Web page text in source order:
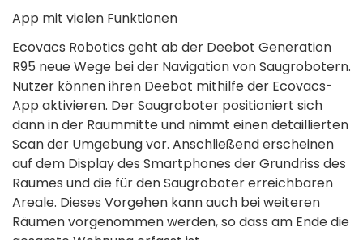
App mit vielen Funktionen
Ecovacs Robotics geht ab der Deebot Generation
R95 neue Wege bei der Navigation von Saugrobotern.
Nutzer können ihren Deebot mithilfe der Ecovacs-
App aktivieren. Der Saugroboter positioniert sich
dann in der Raummitte und nimmt einen detaillierten
Scan der Umgebung vor. Anschließend erscheinen
auf dem Display des Smartphones der Grundriss des
Raumes und die für den Saugroboter erreichbaren
Areale. Dieses Vorgehen kann auch bei weiteren
Räumen vorgenommen werden, so dass am Ende die